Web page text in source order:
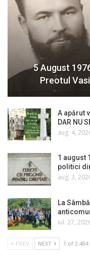
5 August
Preotul
A apărut
DAR NU
aug. 4,
1 august
politici
aug. 3,
La
iul. 27,
PREV NEXT 1 of 2.484